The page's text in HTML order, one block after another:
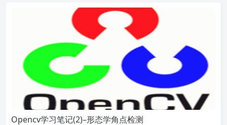
Opencv学习笔记(2)–形态学角点检测